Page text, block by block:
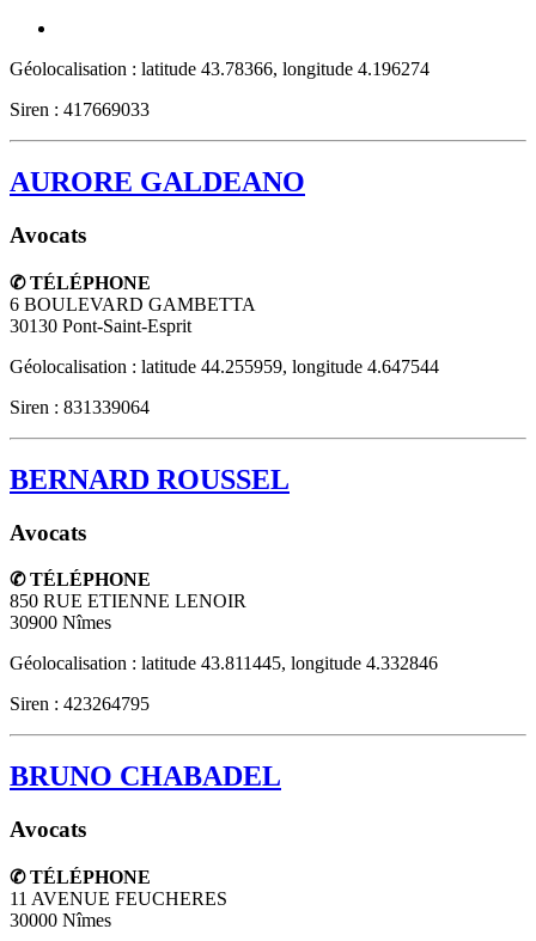
Géolocalisation : latitude 43.78366, longitude 4.196274
Siren : 417669033
AURORE GALDEANO
Avocats
✆ TÉLÉPHONE
6 BOULEVARD GAMBETTA
30130 Pont-Saint-Esprit
Géolocalisation : latitude 44.255959, longitude 4.647544
Siren : 831339064
BERNARD ROUSSEL
Avocats
✆ TÉLÉPHONE
850 RUE ETIENNE LENOIR
30900 Nîmes
Géolocalisation : latitude 43.811445, longitude 4.332846
Siren : 423264795
BRUNO CHABADEL
Avocats
✆ TÉLÉPHONE
11 AVENUE FEUCHERES
30000 Nîmes